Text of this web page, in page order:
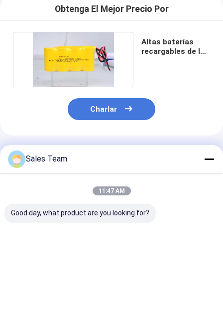
Obtenga El Mejor Precio Por
Altas baterías
recargables de la
Charlar
Productos Recomendados
Sales Team
11:47 AM
Good day, what product are you looking for?